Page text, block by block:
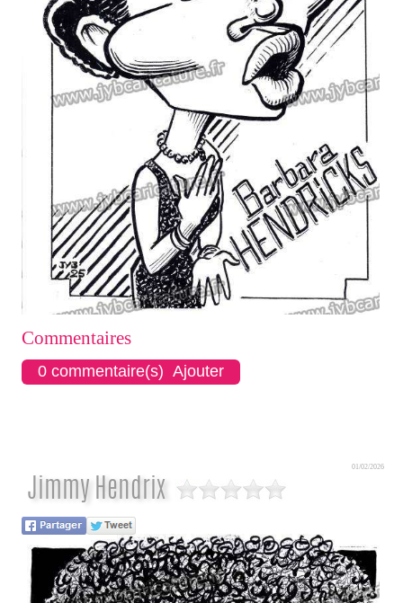
Commentaires
0 commentaire(s) Ajouter
Jimmy Hendrix
01/02/2026